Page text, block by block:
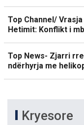
Top Channel/
Hetimit: Konflikt i
Top News- Zjarri
ndërhyrja me
Kryesore